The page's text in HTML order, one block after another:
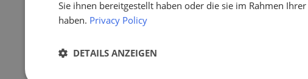
KfW- und BEG-
spürbar an, oft im
Sie ihnen bereitgestellt haben oder die sie im Rahmen
haben. Privacy Policy
DETAILS ANZEIGEN